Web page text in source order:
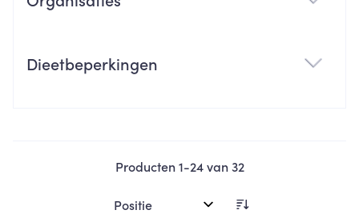
Dieetbeperkingen
Producten1-24van32